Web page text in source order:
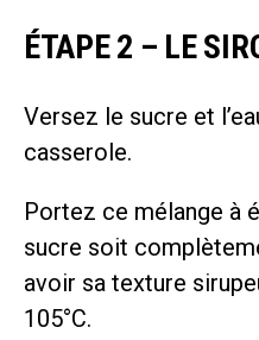
ÉTAPE 2 – LE
Versez le sucre et
casserole.
Portez ce mélange à
sucre soit
avoir sa texture
105°C.